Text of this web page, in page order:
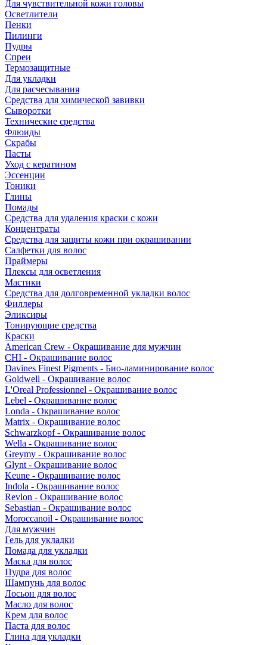
Для чувствительной кожи головы
Осветлители
Пенки
Пилинги
Пудры
Спреи
Термозащитные
Для укладки
Для расчесывания
Средства для химической завивки
Сыворотки
Технические средства
Флюиды
Скрабы
Пасты
Уход с кератином
Эссенции
Тоники
Глины
Помады
Средства для удаления краски с кожи
Концентраты
Средства для защиты кожи при окрашивании
Салфетки для волос
Праймеры
Плексы для осветления
Мастики
Средства для долговременной укладки волос
Филлеры
Эликсиры
Тонирующие средства
Краски
American Crew - Окрашивание для мужчин
CHI - Окрашивание волос
Davines Finest Pigments - Био-ламинирование волос
Goldwell - Окрашивание волос
L'Oreal Professionnel - Окрашивание волос
Lebel - Окрашивание волос
Londa - Окрашивание волос
Matrix - Окрашивание волос
Schwarzkopf - Окрашивание волос
Wella - Окрашивание волос
Greymy - Окрашивание волос
Glynt - Окрашивание волос
Keune - Окрашивание волос
Indola - Окрашивание волос
Revlon - Окрашивание волос
Sebastian - Окрашивание волос
Moroccanoil - Окрашивание волос
Для мужчин
Гель для укладки
Помада для укладки
Маска для волос
Пудра для волос
Шампунь для волос
Лосьон для волос
Масло для волос
Крем для волос
Паста для волос
Глина для укладки